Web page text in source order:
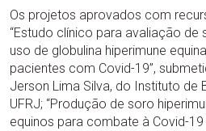
Os projetos aprovados com
“Estudo clínico para avaliação
uso de globulina hiperimune
pacientes com Covid-19”,
Jerson Lima Silva, do Instituto de
UFRJ; “Produção de soro
equinos para combate à Covid-